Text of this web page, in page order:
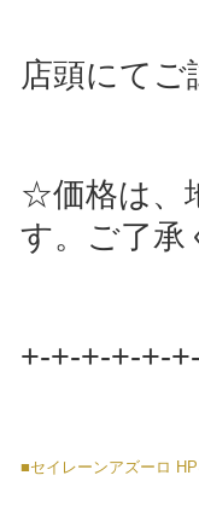
店頭にて
☆価格は、
す。ご了承
+-+-+-+-+-
■セイレーンアズーロ HP